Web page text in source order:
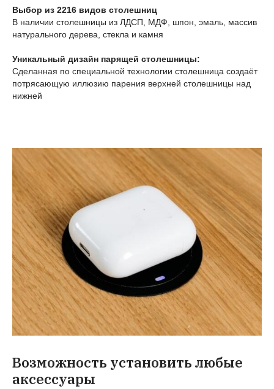
Выбор из 2216 видов столешниц
В наличии столешницы из ЛДСП, МДФ, шпон, эмаль, массив
натурального дерева, стекла и камня
Уникальный дизайн парящей столешницы:
Сделанная по специальной технологии столешница создаёт
потрясающую иллюзию парения верхней столешницы над
нижней
Возможность установить любые
аксессуары